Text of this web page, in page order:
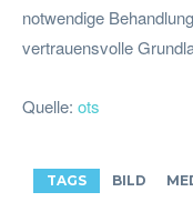
notwendige
vertrauensvolle
Quelle: ots
TAGS BILD